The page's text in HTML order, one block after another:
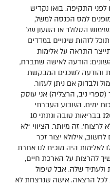
התקיפה. בואו נקדיש
למס הכנסה למשל,
הסלולר או השעון של
לזהות שינויים במדדים
התראה על אלימות
הודעה לאישה שתברח,
והודעה לשכנים המבקשת
ולבדוק אם ניתן לעזור.
ניב, הרצליה) אני עוסק
ימים. השבוע העברתי
הרצאה בנושא כיצד לחיות עד 120 בבריאות טובה ונתתי 10
זה מיותר. הציווי "לא
אילולא יצור זכר
לאלימות היה מוכיח לנו אחרת
להרצות על הארכת חיים,
שלה. אבל טיפול
לכל הרצאה. אישה שנרצחת לא